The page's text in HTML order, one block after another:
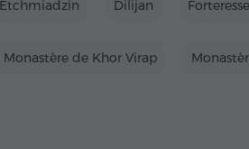
Dilijan
Monastère de Khor Virap